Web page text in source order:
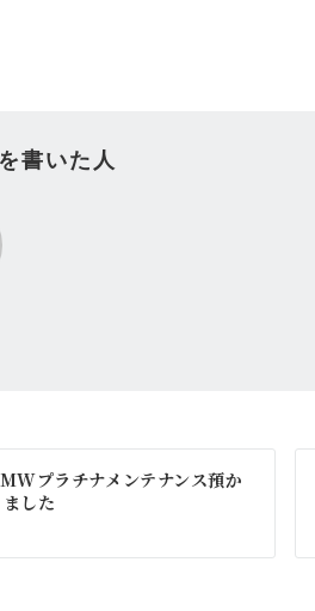
書いた人
プラチナメンテナンス預か
ました